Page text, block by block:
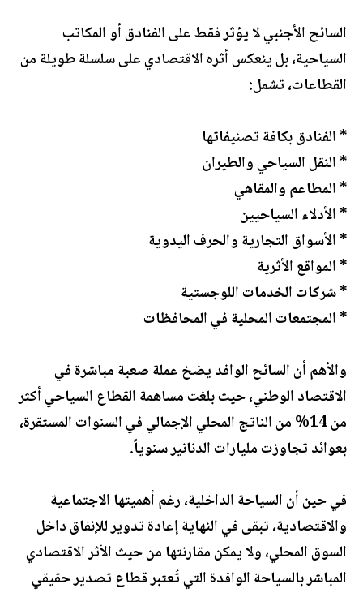
السائح الأجنبي لا يؤثر فقط على الفنادق أو المكاتب
السياحية، بل ينعكس أثره الاقتصادي على سلسلة طويلة من
القطاعات، تشمل:
* الفنادق بكافة تصنيفاتها
* النقل السياحي والطيران
* المطاعم والمقاهي
* الأدلاء السياحيين
* الأسواق التجارية والحرف اليدوية
* المواقع الأثرية
* شركات الخدمات اللوجستية
* المجتمعات المحلية في المحافظات
والأهم أن السائح الوافد يضخ عملة صعبة مباشرة في
الاقتصاد الوطني، حيث بلغت مساهمة القطاع السياحي أكثر
من 14% من الناتج المحلي الإجمالي في السنوات المستقرة،
بعوائد تجاوزت مليارات الدنانير سنوياً.
في حين أن السياحة الداخلية، رغم أهميتها الاجتماعية
والاقتصادية، تبقى في النهاية إعادة تدوير للإنفاق داخل
السوق المحلي، ولا يمكن مقارنتها من حيث الأثر الاقتصادي
المباشر بالسياحة الوافدة التي تُعتبر قطاع تصدير حقيقي